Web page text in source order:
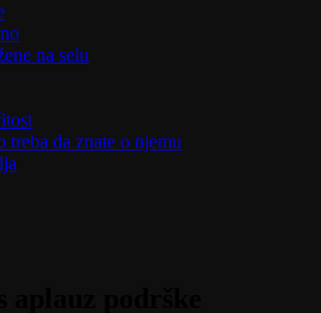
na selu
treba da znate o njemu